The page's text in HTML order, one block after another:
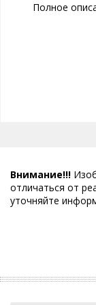
Полное
Внимание!!!
отличаться от
уточняйте